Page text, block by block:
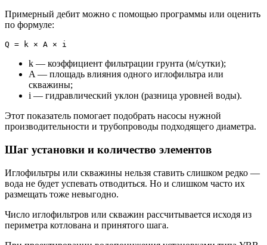
Примерный дебит можно c помощью программы или оценить
по формуле:
Q = k × A × i
k — коэффициент фильтрации грунта (м/сутки);
A — площадь влияния одного иглофильтра или
скважины;
i — гидравлический уклон (разница уровней воды).
Этот показатель помогает подобрать насосы нужной
производительности и трубопроводы подходящего диаметра.
Шаг установки и количество элементов
Иглофильтры или скважины нельзя ставить слишком редко —
вода не будет успевать отводиться. Но и слишком часто их
размещать тоже невыгодно.
Число иглофильтров или скважин рассчитывается исходя из
периметра котлована и принятого шага.